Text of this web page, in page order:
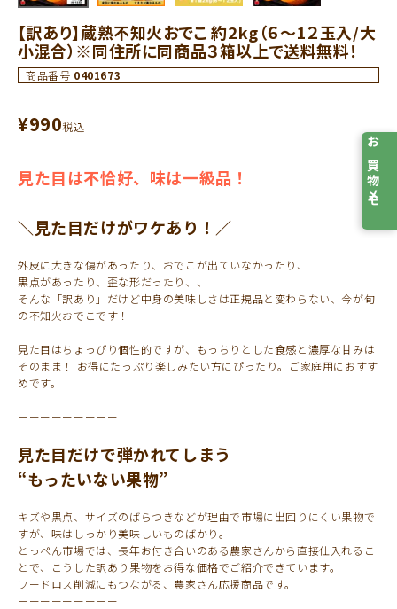
【訳あり】蔵熟不知火おでこ 約2kg（６～1２玉入/大
小混合）※同住所に同商品３箱以上で送料無料！
商品番号 0401673
¥990税込
見た目は不恰好、味は一級品！
＼見た目だけがワケあり！／
外皮に大きな傷があったり、おでこが出ていなかったり、
黒点があったり、歪な形だったり、、
そんな「訳あり」だけど中身の美味しさは正規品と変わらない、今が旬
の不知火おでこです！
見た目はちょっぴり個性的ですが、もっちりとした食感と濃厚な甘みは
そのまま！ お得にたっぷり楽しみたい方にぴったり。ご家庭用におすす
めです。
ーーーーーーーーー
見た目だけで弾かれてしまう
“もったいない果物”
キズや黒点、サイズのばらつきなどが理由で市場に出回りにくい果物で
すが、味はしっかり美味しいものばかり。
とっぺん市場では、長年お付き合いのある農家さんから直接仕入れるこ
とで、こうした訳あり果物をお得な価格でご紹介できています。
フードロス削減にもつながる、農家さん応援商品です。
ーーーーーーーーー
お買物メモ